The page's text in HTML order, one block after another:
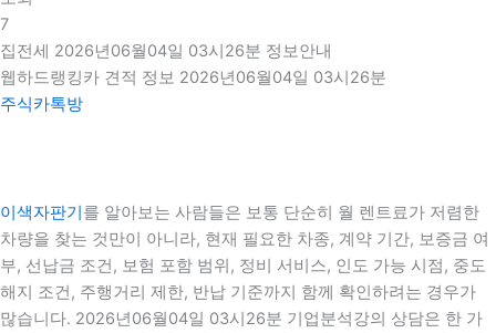
7
집전세 2026년06월04일 03시26분 정보안내
웹하드랭킹카 견적 정보 2026년06월04일 03시26분
주식카톡방
이색자판기를 알아보는 사람들은 보통 단순히 월 렌트료가 저렴한
차량을 찾는 것만이 아니라, 현재 필요한 차종, 계약 기간, 보증금 여
부, 선납금 조건, 보험 포함 범위, 정비 서비스, 인도 가능 시점, 중도
해지 조건, 주행거리 제한, 반납 기준까지 함께 확인하려는 경우가
많습니다. 2026년06월04일 03시26분 기업분석강의 상담은 한 가